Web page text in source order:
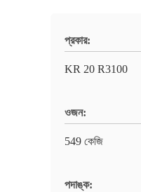
প্রকার:
KR 20 R3100
ওজন:
549 কেজি
পদাঙ্ক: